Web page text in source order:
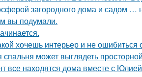
загородного дома и садом …
вы подумали.
хочешь интерьер и не
может выглядеть
все находятся дома вместе с